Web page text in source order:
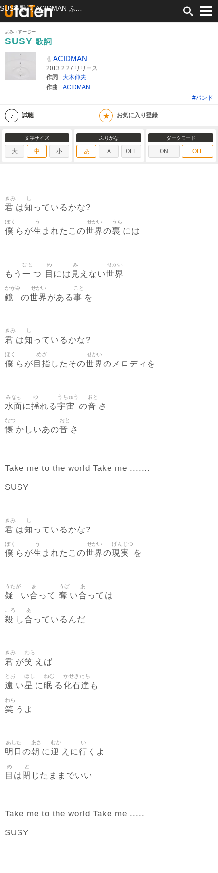
よみ：すーじー
SUSY 歌詞
ACIDMAN
2013.2.27 リリース
作詞
大木伸夫
作曲
ACIDMAN
#バンド
試聴 ★ お気に入り登録
文字サイズ
大 中 小
ふりがな
あ A OFF
ダークモード
ON OFF
君
きみ
は知
し
っているかな?
僕
ぼく
らが生
う
まれたこの世界
せかい
の裏
うら
には
もう 一
ひと
つ 目
め
には 見
み
えない世界
せかい
鏡
かがみ
の世界
せかい
がある事
こと
を
君
きみ
は知
し
っているかな?
僕
ぼく
らが 目指
めざ
したその世界
せかい
のメロディを
水面
みなも
に揺
ゆ
れる宇宙
うちゅう
の音
おと
さ
懐
なつ
かしいあの音
おと
さ
Take me to the world Take me .......
SUSY
君
きみ
は知
し
っているかな?
僕
ぼく
らが生
う
まれたこの世界
せかい
の現実
げんじつ
を
疑
うたが
い合
あ
って 奪
うば
い合
あ
っては
殺
ころ
し合
あ
っているんだ
君
きみ
が笑
わら
えば
遠
とお
い星
ほし
に眠
ねむ
る化石達
かせきたち
も
笑
わら
うよ
明日
あした
の朝
あさ
に迎
むか
えに行
い
くよ
目
め
は 閉
と
じたままでいい
Take me to the world Take me .....
SUSY